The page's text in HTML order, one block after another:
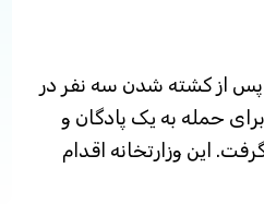
پس از کشته شدن سه نفر در
حمله به یک پادگان و
این وزارتخانه اقدام